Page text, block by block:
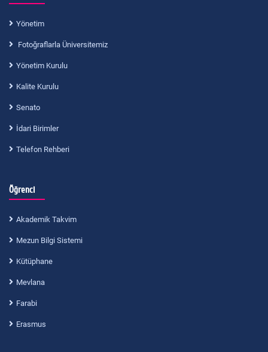
Yönetim
Fotoğraflarla Üniversitemiz
Yönetim Kurulu
Kalite Kurulu
Senato
İdari Birimler
Telefon Rehberi
Öğrenci
Akademik Takvim
Mezun Bilgi Sistemi
Kütüphane
Mevlana
Farabi
Erasmus